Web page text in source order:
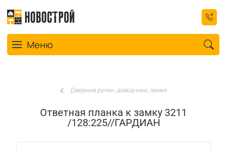
Toggle navigation
Меню
Дверные ручки, доводчики, замки
Ответная планка к замку 3211
/128:225//ГАРДИАН